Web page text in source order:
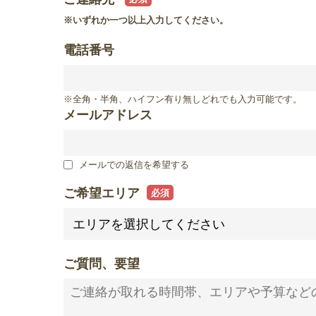
滋賀県
※いずれか一つ以上入力してください。
電話番号
※全角・半角、ハイフン有り無しどれでも入力可能です。
メールアドレス
メールでの返信を希望する
ご希望エリア
ご質問、要望